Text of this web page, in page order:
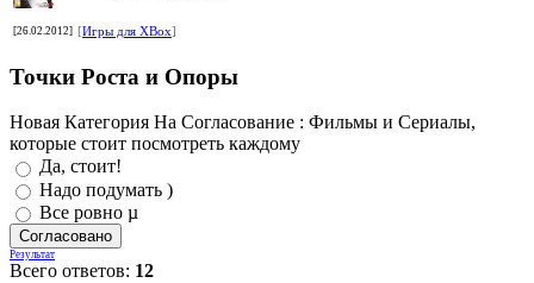
[26.02.2012] [Игры для XBox]
Точки Роста и Опоры
Новая Категория На Согласование : Фильмы и Сериалы,
которые стоит посмотреть каждому
Да, стоит!
Надо подумать )
Все ровно µ
Результат
Всего ответов: 12